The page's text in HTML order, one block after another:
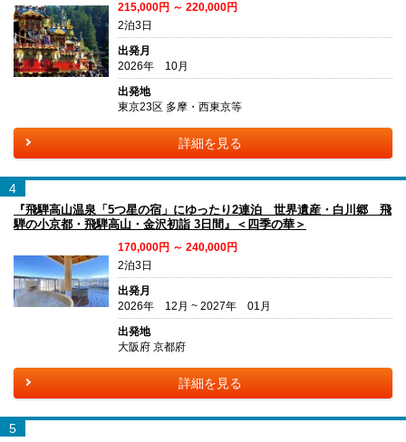
215,000円 ～ 220,000円
2泊3日
出発月
2026年 10月
出発地
東京23区 多摩・西東京等
詳細を見る
4
『飛騨高山温泉「5つ星の宿」にゆったり2連泊 世界遺産・白川郷 飛
騨の小京都・飛騨高山・金沢初詣 3日間』＜四季の華＞
170,000円 ～ 240,000円
2泊3日
出発月
2026年 12月 ~ 2027年 01月
出発地
大阪府 京都府
詳細を見る
5